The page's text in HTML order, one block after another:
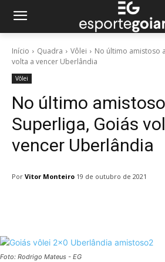
Início Quadra Vôlei
No último amistoso
volta a vencer Uberlândia
Vôlei
No último
Superliga, Goiás
vencer Uberlândia
Por Vitor Monteiro 19 de outubro de 2021
Foto: Rodrigo Mateus - EG